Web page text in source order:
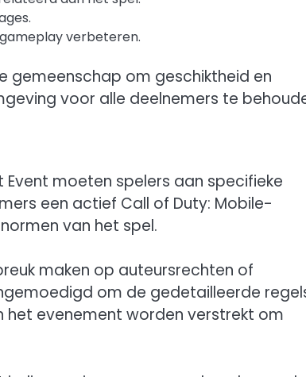
verbeteren.
gemeenschap om geschiktheid en
voor alle deelnemers te
moeten spelers aan specifieke
een actief Call of Duty: Mobile-
van het spel.
maken op auteursrechten of
om de gedetailleerde
het evenement worden verstrekt om